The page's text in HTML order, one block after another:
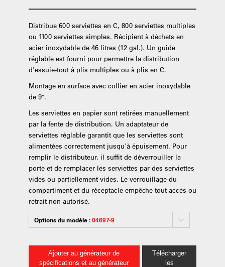
Distribue 600 serviettes en C, 800 serviettes multiples
ou 1100 serviettes simples. Récipient à déchets en
acier inoxydable de 46 litres (12 gal.). Un guide
réglable est fourni pour permettre la distribution
d'essuie-tout à plis multiples ou à plis en C.
Montage en surface avec collier en acier inoxydable
de 9″.
Les serviettes en papier sont retirées manuellement
par la fente de distribution. Un adaptateur de
serviettes réglable garantit que les serviettes sont
alimentées correctement jusqu'à épuisement. Pour
remplir le distributeur, il suffit de déverrouiller la
porte et de remplacer les serviettes par des serviettes
vides ou partiellement vides. Le verrouillage du
compartiment et du réceptacle empêche tout accès ou
retrait non autorisé.
Options du modèle :04697-9
Ajouter au générateur de
spécifications et au générateur
Télécharger
les